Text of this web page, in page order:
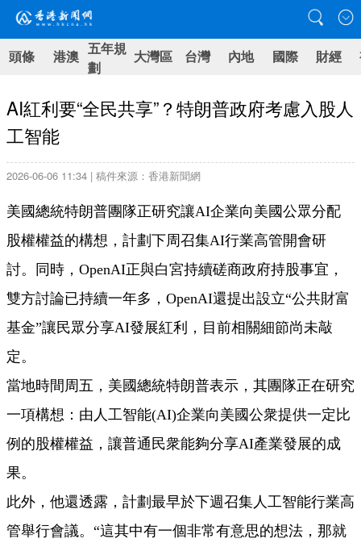
頭條 港澳 五年規
劃
大灣區 台灣 內地 國際 財經
AI紅利要“全民共享”？特朗普政府考慮入股人
工智能
2026-06-06 11:34 | 稿件來源：香港新聞網
美國總統特朗普團隊正研究讓AI企業向美國公眾分配
股權權益的構想，計劃下周召集AI行業高管開會研
討。同時，OpenAI正與白宮持續磋商政府持股事宜，
雙方討論已持續一年多，OpenAI還提出設立“公共財富
基金”讓民眾分享AI發展紅利，目前相關細節尚未敲
定。
當地時間周五，美國總統特朗普表示，其團隊正在研究
一項構想：由人工智能(AI)企業向美國公衆提供一定比
例的股權權益，讓普通民衆能夠分享AI產業發展的成
果。
此外，他還透露，計劃最早於下週召集人工智能行業高
管舉行會議。“這其中有一個非常有意思的想法，那就